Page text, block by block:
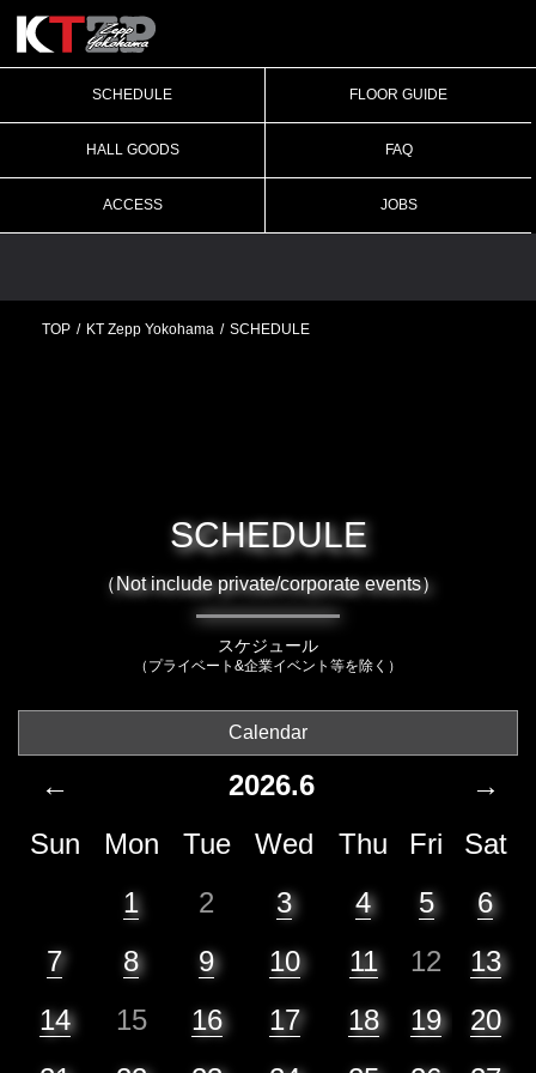
SCHEDULE FLOOR GUIDE
HALL GOODS FAQ
ACCESS JOBS
TOP KT Zepp Yokohama SCHEDULE
SCHEDULE
（Not include private/corporate events）
スケジュール
（プライベート&企業イベント等を除く）
Calendar
← 2026.6
→
Sun
Mon Tue Wed Thu Fri
Sat
1
2 3 4 5
6
7
8 9 10 11 12
13
14
15 16 17 18 19
20